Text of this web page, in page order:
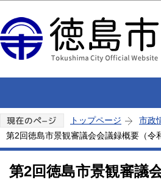
トップページ 市政
第2回徳島市景観審議会会議録概要（令
第2回徳島市景観審議